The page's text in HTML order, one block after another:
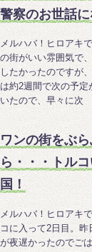
警察のお世話
メルハバ！ヒロアキ
の街がいい雰囲気で
したかったのですが
は約2週間で次の予定
いたので、早々に次
ワンの街をぶ
ら・・・トル
国！
メルハバ！ヒロアキ
コに入って2日目。昨
が夜遅かったのでご